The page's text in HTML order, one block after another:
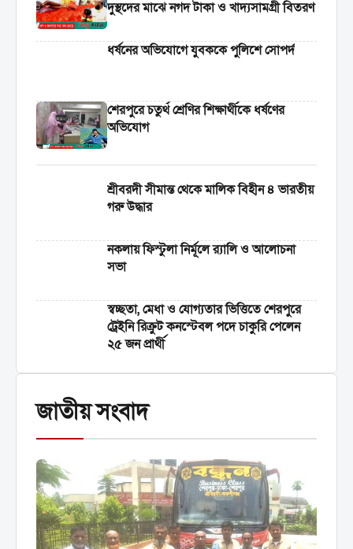
দুস্থদের মাঝে নগদ টাকা ও খাদ্যসামগ্রী বিতরণ
ধর্ষনের অভিযোগে যুবককে পুলিশে সোপর্দ
শেরপুরে চতুর্থ শ্রেণির শিক্ষার্থীকে ধর্ষণের
অভিযোগ
শ্রীবরদী সীমান্ত থেকে মালিক বিহীন ৪ ভারতীয়
গরু উদ্ধার
নকলায় ফিস্টুলা নির্মূলে র‍্যালি ও আলোচনা
সভা
স্বচ্ছতা, মেধা ও যোগ্যতার ভিত্তিতে শেরপুরে
ট্রেইনি রিক্রুট কনস্টেবল পদে চাকুরি পেলেন
২৫ জন প্রার্থী
জাতীয় সংবাদ